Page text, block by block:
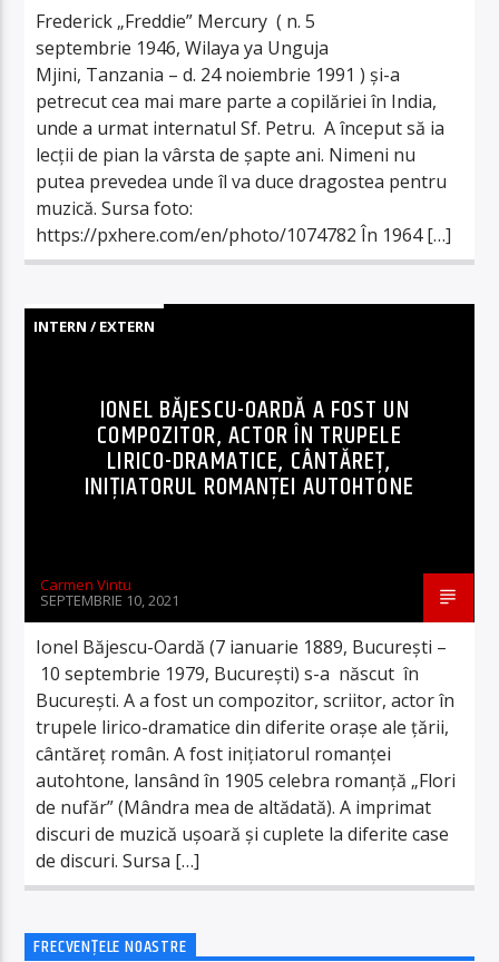
Frederick „Freddie” Mercury ( n. 5
septembrie 1946, Wilaya ya Unguja
Mjini, Tanzania – d. 24 noiembrie 1991 ) și-a
petrecut cea mai mare parte a copilăriei în India,
unde a urmat internatul Sf. Petru. A început să ia
lecții de pian la vârsta de șapte ani. Nimeni nu
putea prevedea unde îl va duce dragostea pentru
muzică. Sursa foto:
https://pxhere.com/en/photo/1074782 În 1964 […]
INTERN / EXTERN
IONEL BĂJESCU-OARDĂ A FOST UN
COMPOZITOR, ACTOR ÎN TRUPELE
LIRICO-DRAMATICE, CÂNTĂREȚ,
INIȚIATORUL ROMANȚEI AUTOHTONE
Carmen Vintu
SEPTEMBRIE 10, 2021
Ionel Băjescu-Oardă (7 ianuarie 1889, București –
10 septembrie 1979, București) s-a născut în
București. A a fost un compozitor, scriitor, actor în
trupele lirico-dramatice din diferite orașe ale țării,
cântăreț român. A fost inițiatorul romanței
autohtone, lansând în 1905 celebra romanță „Flori
de nufăr” (Mândra mea de altădată). A imprimat
discuri de muzică ușoară și cuplete la diferite case
de discuri. Sursa […]
FRECVENȚELE NOASTRE